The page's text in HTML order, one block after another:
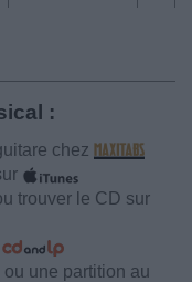
:
chez
trouver le CD sur
une partition au